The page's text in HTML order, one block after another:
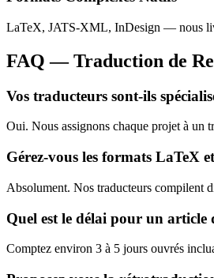
LaTeX, JATS-XML, InDesign — nous
FAQ — Traduction de
Vos traducteurs sont-ils
Oui. Nous assignons chaque projet à un
Gérez-vous les formats LaTeX
Absolument. Nos traducteurs compilent
Quel est le délai pour un article
Comptez environ 3 à 5 jours ouvrés